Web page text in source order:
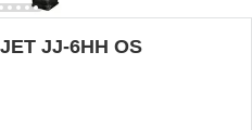
JJ-6HH OS